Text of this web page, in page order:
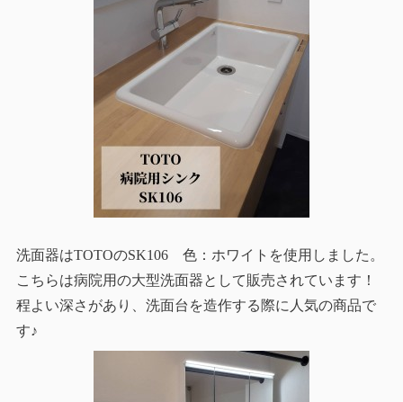
洗面器はTOTOのSK106 色：ホワイトを使用しました。
こちらは病院用の大型洗面器として販売されています！
程よい深さがあり、洗面台を造作する際に人気の商品で
す♪